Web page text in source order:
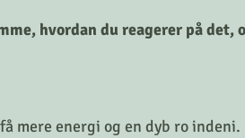
hvordan du reagerer på
mere energi og en dyb ro indeni.